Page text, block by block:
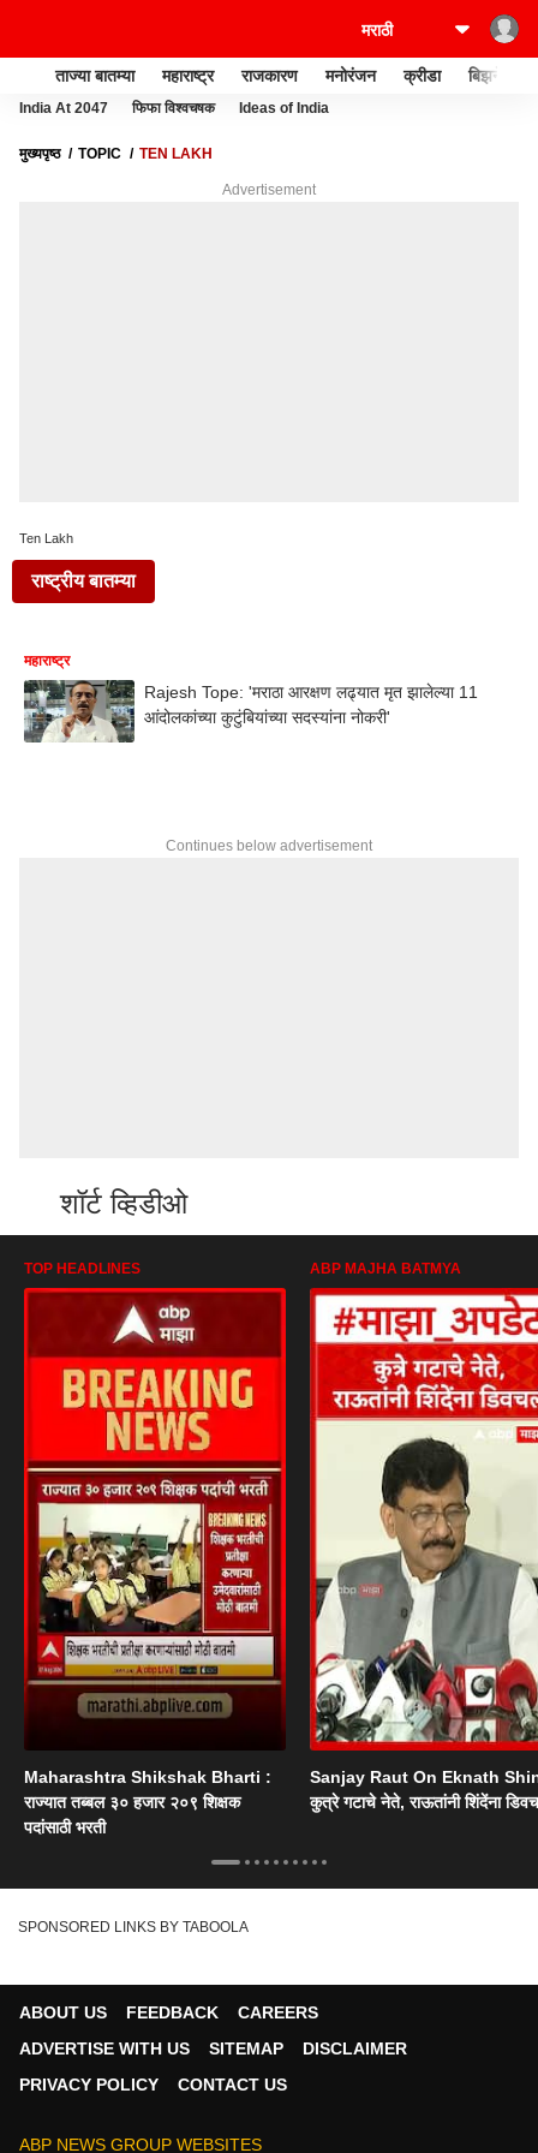
ताज्या बातम्या महाराष्ट्र राजकारण मनोरंजन क्रीडा बिझनेस
India At 2047 फिफा विश्वचषक Ideas of India
मुख्यपृष्ठ TOPIC TEN LAKH
Advertisement
Ten Lakh
राष्ट्रीय बातम्या
महाराष्ट्र
Rajesh Tope: 'मराठा आरक्षण लढ्यात मृत झालेल्या 11
आंदोलकांच्या कुटुंबियांच्या सदस्यांना नोकरी'
Continues below advertisement
शॉर्ट व्हिडीओ
TOP HEADLINES
Maharashtra Shikshak Bharti :
राज्यात तब्बल ३० हजार २०९ शिक्षक
पदांसाठी भरती
ABP MAJHA BATMYA
Sanjay Raut On Eknath
कुत्रे गटाचे नेते, राऊतांनी शिंदेंना
SPONSORED LINKS BY TABOOLA
ABOUT US FEEDBACK
CAREERS
ADVERTISE WITH US
SITEMAP
DISCLAIMER
PRIVACY POLICY
CONTACT US
ABP NEWS GROUP WEBSITES